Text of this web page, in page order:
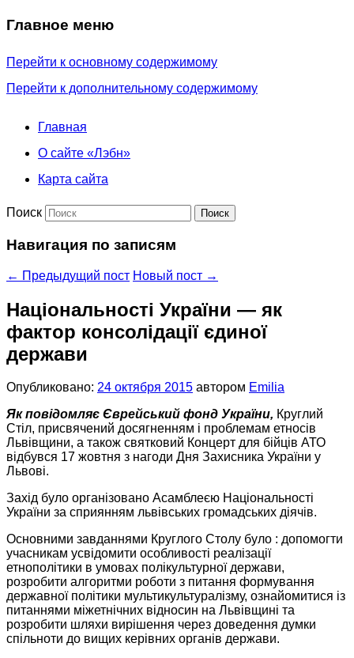
Главное меню
Перейти к основному содержимому
Перейти к дополнительному содержимому
Главная
О сайте «Лэбн»
Карта сайта
Поиск
Навигация по записям
← Предыдущий пост Новый пост →
Національності України — як
фактор консолідації єдиної
держави
Опубликовано: 24 октября 2015 автором Emilia
Як повідомляє Єврейський фонд України, Круглий
Стіл, присвячений досягненням і проблемам етносів
Львівщини, а також святковий Концерт для бійців АТО
відбувся 17 жовтня з нагоди Дня Захисника України у
Львові.
Захід було організовано Асамблеєю Національності
України за сприянням львівських громадських діячів.
Основними завданнями Круглого Столу було : допомогти
учасникам усвідомити особливості реалізації
етнополітики в умовах полікультурної держави,
розробити алгоритми роботи з питання формування
державної політики мультикультуралізму, ознайомитися із
питаннями міжетнічних відносин на Львівщині та
розробити шляхи вирішення через доведення думки
спільноти до вищих керівних органів держави.